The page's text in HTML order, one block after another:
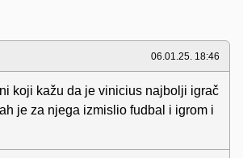
06.01.25. 18:46
koji kažu da je vinicius najbolji igrač
je za njega izmislio fudbal i igrom i